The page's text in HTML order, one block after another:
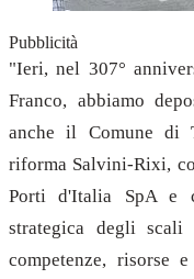
Pubblicità
"Ieri, nel 307°
Franco, abbiamo
anche il Comune di
riforma Salvini-Rixi,
Porti d'Italia SpA e
strategica degli scali
competenze, risorse